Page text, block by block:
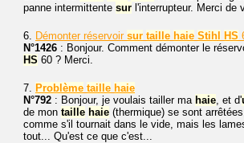
panne intermittente sur l'interrupteur. Merci de
6. Démonter réservoir sur taille haie Stihl HS
N°1426 : Bonjour. Comment démonter le
HS 60 ? Merci.
7. Problème taille haie
N°792 : Bonjour, je voulais tailler ma haie, et d'
de mon taille haie (thermique) se sont
comme s'il tournait dans le vide, mais les
tout... Qu'est ce que c'est...